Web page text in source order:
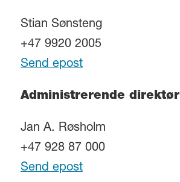
Stian Sønsteng
+47 9920 2005
Send epost
Administrerende direktør
Jan A. Røsholm
+47 928 87 000
Send epost